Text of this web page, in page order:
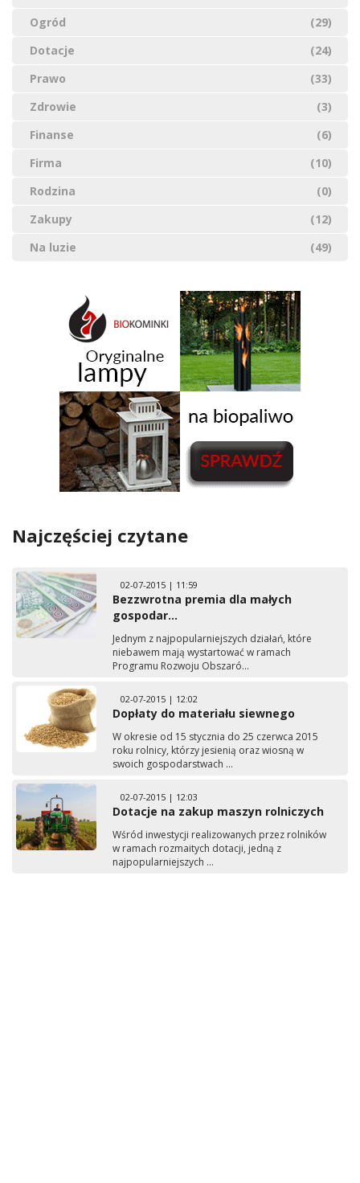
Ogród
(29)
Dotacje
(24)
Prawo
(33)
Zdrowie
(3)
Finanse
(6)
Firma
(10)
Rodzina
(0)
Zakupy
(12)
Na luzie
(49)
Najczęściej czytane
02-07-2015 | 11:59
Bezzwrotna premia dla małych
gospodar...
Jednym z najpopularniejszych działań, które
niebawem mają wystartować w ramach
Programu Rozwoju Obszaró...
02-07-2015 | 12:02
Dopłaty do materiału siewnego
W okresie od 15 stycznia do 25 czerwca 2015
roku rolnicy, którzy jesienią oraz wiosną w
swoich gospodarstwach ...
02-07-2015 | 12:03
Dotacje na zakup maszyn rolniczych
Wśród inwestycji realizowanych przez rolników
w ramach rozmaitych dotacji, jedną z
najpopularniejszych ...